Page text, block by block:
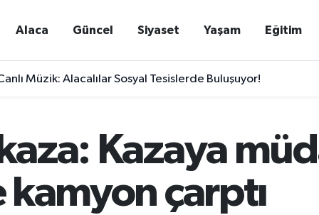
Alaca Güncel Siyaset Yaşam Eğitim
Müzik: Alacalılar Sosyal Tesislerde Buluşuyor!
Kazaya
çarptı